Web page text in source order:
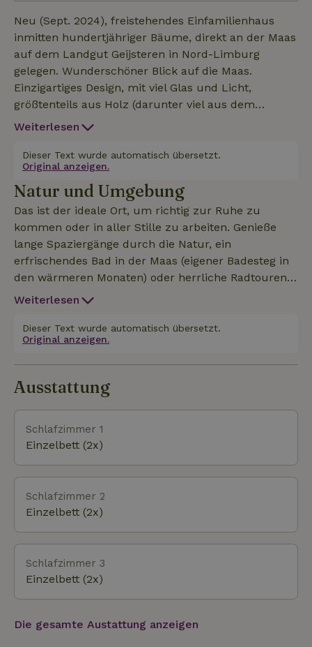
Neu (Sept. 2024), freistehendes Einfamilienhaus
inmitten hundertjähriger Bäume, direkt an der Maas
auf dem Landgut Geijsteren in Nord-Limburg
gelegen. Wunderschöner Blick auf die Maas.
Einzigartiges Design, mit viel Glas und Licht,
größtenteils aus Holz (darunter viel aus dem
eigenen Wald) und unter Verwendung von (teilweise
anderem dank Wärmepumpe und
Sonnenkollektoren. Dieses ebenerdige Haus mit 142
m² bietet Platz für bis zu 6 Personen. Mit
Fußbodenheizung und einer großen, voll
ausgestatteten Küche, komplett mit großem
Esstisch. Außerdem 3 komfortable Schlafzimmer
und zwei luxuriöse Badezimmer. Die gemütliche
Sitzecke mit großen Fensterbänken ist der ideale
herrliche Aussicht zu genießen, während der große
Kamin für eine warme und gemütliche Atmosphäre
sorgt. Draußen gibt es eine herrlich große Terrasse
Weiterlesen
Dieser Text wurde automatisch übersetzt.
Original anzeigen.
Natur und Umgebung
Das ist der ideale Ort, um richtig zur Ruhe zu
kommen oder in aller Stille zu arbeiten. Genieße
lange Spaziergänge durch die Natur, ein
erfrischendes Bad in der Maas (eigener Badesteg in
den wärmeren Monaten) oder herrliche Radtouren
durch die Umgebung. In der Nähe eines
(Etappe 07) und vier Restaurants. Besucher können
verschiedene Sehenswürdigkeiten erkunden, wie die
Willibrorduskapelle aus dem Jahr 1680 und die
Rosmolen, einen alten Wassermühlenhof. Nicht weit
entfernt befindet sich die Ruine einer Burg. Im Dorf
Geijsteren (zu Fuß erreichbar) findest du
gemütliche Terrassen und Restaurants, in denen du
regionale Gerichte und limburgische Spezialitäten
genießen kannst. Es ist auch ein idealer
Ausgangspunkt, um die umliegenden Städte wie
Venray, Venlo und Roermond zu erkunden. Wir
haben für unsere Gäste jede Menge tolle Tipps für
sportliche, kulturelle und historische Aktivitäten in
der Umgebung!
Weiterlesen
Dieser Text wurde automatisch übersetzt.
Original anzeigen.
Ausstattung
Schlafzimmer 1
Einzelbett (2x)
Schlafzimmer 2
Einzelbett (2x)
Schlafzimmer 3
Einzelbett (2x)
Die gesamte Austattung anzeigen